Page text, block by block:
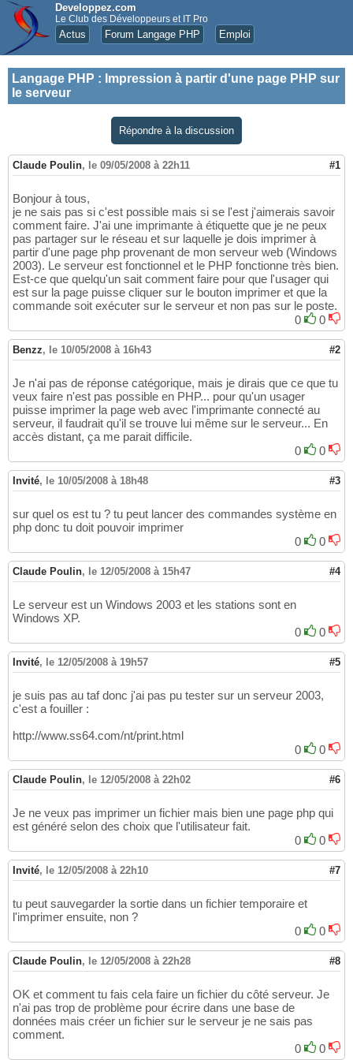
Developpez.com
Le Club des Développeurs et IT Pro
Actus Forum Langage PHP Emploi
Langage PHP : Impression à partir d'une page PHP sur
le serveur
Répondre à la discussion
Claude Poulin, le 09/05/2008 à 22h11 #1
Bonjour à tous,
je ne sais pas si c'est possible mais si se l'est j'aimerais savoir
comment faire. J'ai une imprimante à étiquette que je ne peux
pas partager sur le réseau et sur laquelle je dois imprimer à
partir d'une page php provenant de mon serveur web (Windows
2003). Le serveur est fonctionnel et le PHP fonctionne très bien.
Est-ce que quelqu'un sait comment faire pour que l'usager qui
est sur la page puisse cliquer sur le bouton imprimer et que la
commande soit exécuter sur le serveur et non pas sur le poste.
0
0
Benzz, le 10/05/2008 à 16h43 #2
Je n'ai pas de réponse catégorique, mais je dirais que ce que tu
veux faire n'est pas possible en PHP... pour qu'un usager
puisse imprimer la page web avec l'imprimante connecté au
serveur, il faudrait qu'il se trouve lui même sur le serveur... En
accès distant, ça me parait difficile.
0
0
Invité, le 10/05/2008 à 18h48 #3
sur quel os est tu ? tu peut lancer des commandes système en
php donc tu doit pouvoir imprimer
0
0
Claude Poulin, le 12/05/2008 à 15h47 #4
Le serveur est un Windows 2003 et les stations sont en
Windows XP.
0
0
Invité, le 12/05/2008 à 19h57 #5
je suis pas au taf donc j'ai pas pu tester sur un serveur 2003,
c'est a fouiller :
http://www.ss64.com/nt/print.html
0
0
Claude Poulin, le 12/05/2008 à 22h02 #6
Je ne veux pas imprimer un fichier mais bien une page php qui
est généré selon des choix que l'utilisateur fait.
0
0
Invité, le 12/05/2008 à 22h10 #7
tu peut sauvegarder la sortie dans un fichier temporaire et
l'imprimer ensuite, non ?
0
0
Claude Poulin, le 12/05/2008 à 22h28 #8
OK et comment tu fais cela faire un fichier du côté serveur. Je
n'ai pas trop de problème pour écrire dans une base de
données mais créer un fichier sur le serveur je ne sais pas
comment.
0
0